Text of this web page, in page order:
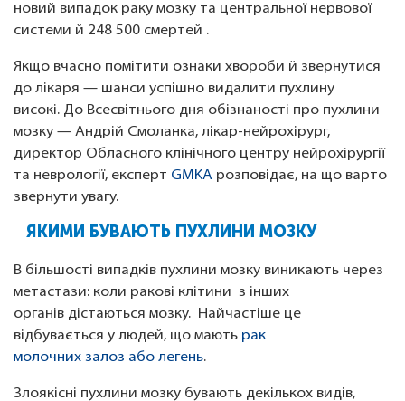
новий випадок раку мозку та центральної нервової
системи й 248 500 смертей .
Якщо вчасно помітити ознаки хвороби й звернутися
до лікаря — шанси успішно видалити пухлину
високі. До Всесвітнього дня обізнаності про пухлини
мозку — Андрій Смоланка, лікар-нейрохірург,
директор Обласного клінічного центру нейрохірургії
та неврології, експерт GMKA розповідає, на що варто
звернути увагу.
ЯКИМИ БУВАЮТЬ ПУХЛИНИ МОЗКУ
В більшості випадків пухлини мозку виникають через
метастази: коли ракові клітини з інших
органів дістаються мозку. Найчастіше це
відбувається у людей, що мають рак
молочних залоз або легень.
Злоякісні пухлини мозку бувають декількох видів,